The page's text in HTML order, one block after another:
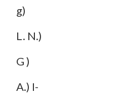
g)
L. N.)
G )
A.) I-